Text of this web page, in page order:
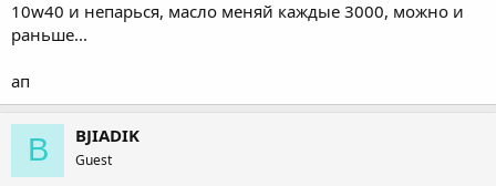
10w40 и непарься, масло меняй каждые 3000, можно и
раньше...
ап
B BJIADIK
Guest